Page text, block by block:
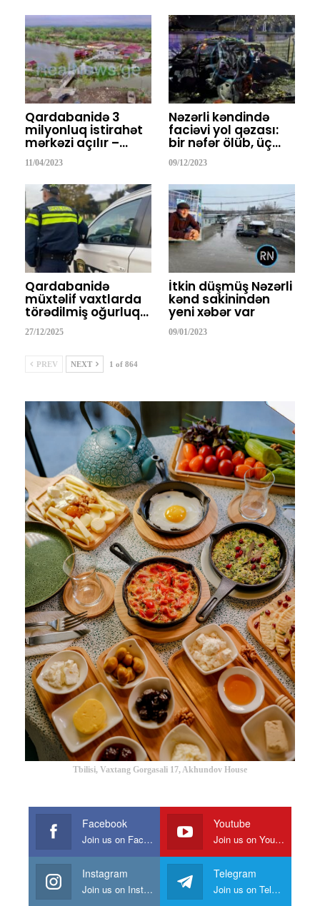
Qardabanidə 3
milyonluq istirahət
mərkəzi açılır –…
11/04/2023
Nəzərli kəndində
faciəvi yol qəzası:
bir nəfər ölüb, üç…
09/12/2023
Qardabanidə
müxtəlif vaxtlarda
törədilmiş oğurluq…
27/12/2025
İtkin düşmüş Nəzərli
kənd sakinindən
yeni xəbər var
09/01/2023
PREV NEXT 1 of 864
Tbilisi, Vaxtang Gorgasali 17, Akhundov House
Facebook
Join us on Facebook
Youtube
Join us on Youtube
Instagram
Join us on Instagram
Telegram
Join us on Telegram